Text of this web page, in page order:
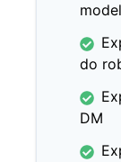
do
DM